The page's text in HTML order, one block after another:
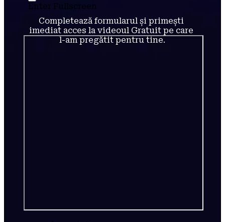
Enter Fullscreen
Completează formularul și primești
imediat acces la videoul Gratuit pe care
l-am pregătit pentru tine.